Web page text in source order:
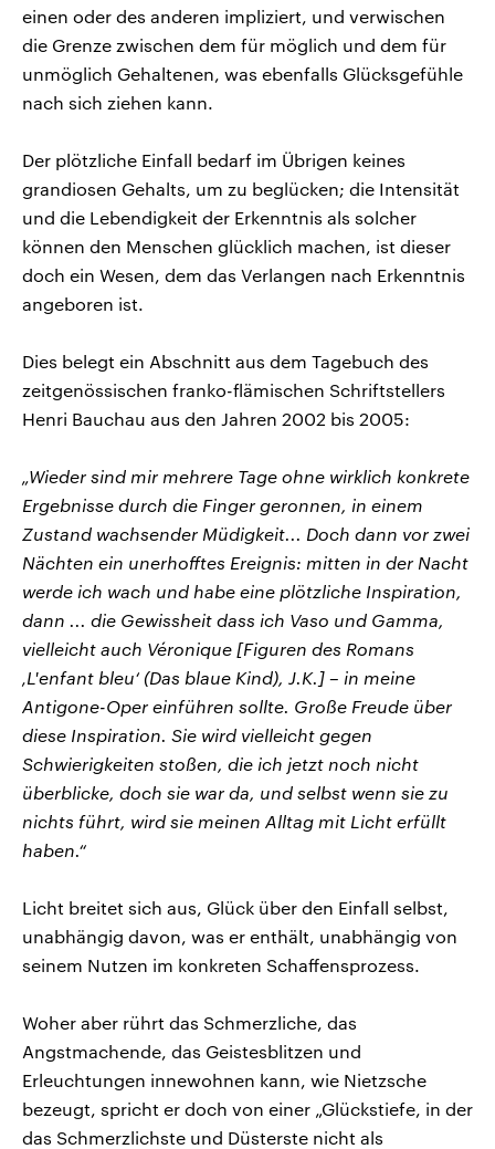
einen oder des anderen impliziert, und verwischen
die Grenze zwischen dem für möglich und dem für
unmöglich Gehaltenen, was ebenfalls Glücksgefühle
nach sich ziehen kann.
Der plötzliche Einfall bedarf im Übrigen keines
grandiosen Gehalts, um zu beglücken; die Intensität
und die Lebendigkeit der Erkenntnis als solcher
können den Menschen glücklich machen, ist dieser
doch ein Wesen, dem das Verlangen nach Erkenntnis
angeboren ist.
Dies belegt ein Abschnitt aus dem Tagebuch des
zeitgenössischen franko-flämischen Schriftstellers
Henri Bauchau aus den Jahren 2002 bis 2005:
„Wieder sind mir mehrere Tage ohne wirklich konkrete
Ergebnisse durch die Finger geronnen, in einem
Zustand wachsender Müdigkeit... Doch dann vor zwei
Nächten ein unerhofftes Ereignis: mitten in der Nacht
werde ich wach und habe eine plötzliche Inspiration,
dann ... die Gewissheit dass ich Vaso und Gamma,
vielleicht auch Véronique [Figuren des Romans
‚L'enfant bleu‘ (Das blaue Kind), J.K.] – in meine
Antigone-Oper einführen sollte. Große Freude über
diese Inspiration. Sie wird vielleicht gegen
Schwierigkeiten stoßen, die ich jetzt noch nicht
überblicke, doch sie war da, und selbst wenn sie zu
nichts führt, wird sie meinen Alltag mit Licht erfüllt
haben.“
Licht breitet sich aus, Glück über den Einfall selbst,
unabhängig davon, was er enthält, unabhängig von
seinem Nutzen im konkreten Schaffensprozess.
Woher aber rührt das Schmerzliche, das
Angstmachende, das Geistesblitzen und
Erleuchtungen innewohnen kann, wie Nietzsche
bezeugt, spricht er doch von einer „Glückstiefe, in der
das Schmerzlichste und Düsterste nicht als